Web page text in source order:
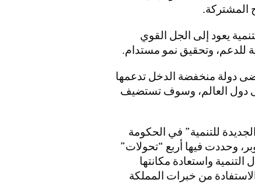
المشتركة.
يعود إلى الجل القوي
للدعم، وتحقيق نمو مستدام.
دولة منخفضة الدخل تدعمها
دول العالم، وسوف تستضيف
للتنمية” في الحكومة
وحددت فيها أربع “تحولات”
واستعادة مكانتها
من خبرات المملكة